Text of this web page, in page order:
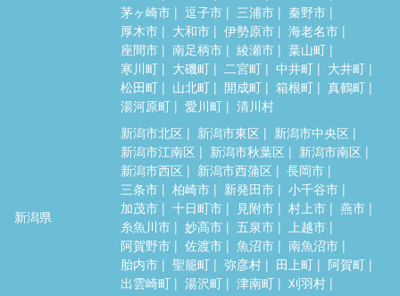
茅ヶ崎市
逗子市 三浦市
秦野市
厚木市
大和市 伊勢原市
海老名市
座間市
南足柄市 綾瀬市
葉山町
寒川町
大磯町 二宮町 中井町
大井町
松田町
山北町 開成町 箱根町
真鶴町
湯河原町
愛川町 清川村
新潟県
新潟市北区 新潟市東区
新潟市中央区
新潟市江南区
新潟市秋葉区
新潟市南区
新潟市西区
新潟市西蒲区
長岡市
三条市
柏崎市 新発田市
小千谷市
加茂市
十日町市 見附市 村上市
燕市
糸魚川市
妙高市 五泉市
上越市
阿賀野市
佐渡市 魚沼市
南魚沼市
胎内市
聖籠町 弥彦村 田上町
阿賀町
出雲崎町
湯沢町 津南町
刈羽村